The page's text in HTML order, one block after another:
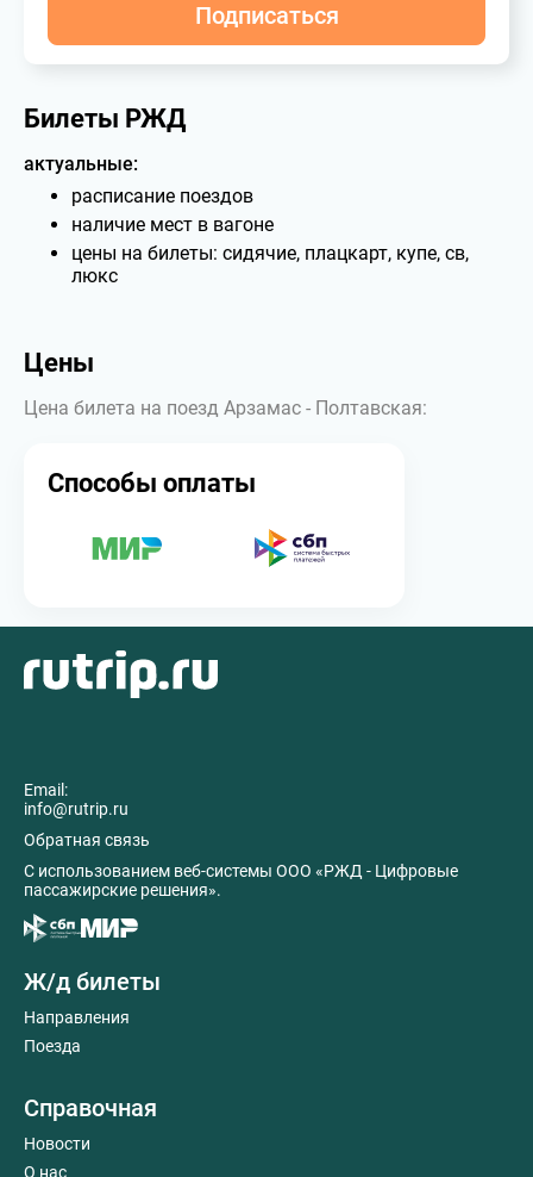
Подписаться
Билеты РЖД
актуальные:
расписание поездов
наличие мест в вагоне
цены на билеты: сидячие, плацкарт, купе, св,
люкс
Цены
Цена билета на поезд Арзамас - Полтавская:
Способы оплаты
Email:
info@rutrip.ru
Обратная связь
C использованием веб-системы ООО «РЖД - Цифровые
пассажирские решения».
Ж/д билеты
Направления
Поезда
Справочная
Новости
О нас